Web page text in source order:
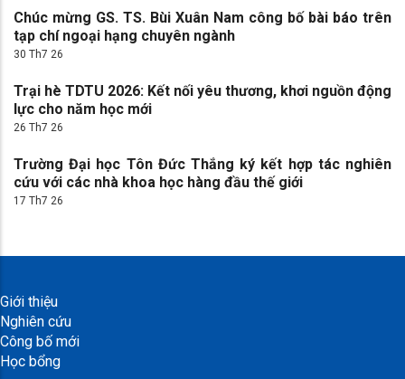
Chúc mừng GS. TS. Bùi Xuân Nam công bố bài báo trên
tạp chí ngoại hạng chuyên ngành
30 Th7 26
Trại hè TDTU 2026: Kết nối yêu thương, khơi nguồn động
lực cho năm học mới
26 Th7 26
Trường Đại học Tôn Đức Thắng ký kết hợp tác nghiên
cứu với các nhà khoa học hàng đầu thế giới
17 Th7 26
Giới thiệu
Nghiên cứu
Công bố mới
Học bổng